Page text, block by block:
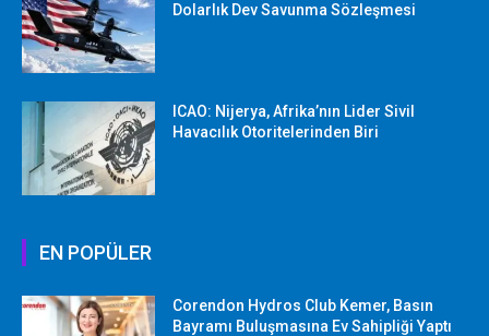
Dolarlık Dev Savunma Sözleşmesi
ICAO: Nijerya, Afrika’nın Lider Sivil
Havacılık Otoritelerinden Biri
EN POPÜLER
Corendon Hydros Club Kemer, Basın
Bayramı Buluşmasına Ev Sahipliği Yaptı